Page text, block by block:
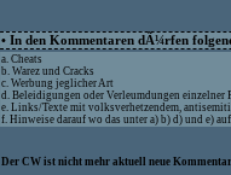
• In den Kommentaren dÃ¼rfen
a. Cheats
b. Warez und Cracks
c. Werbung jeglicher Art
d. Beleidigungen oder Verleumdungen einzelner
e. Links/Texte mit volksverhetzendem,
f. Hinweise darauf wo das unter a) b) d) und e)
Der CW ist nicht mehr aktuell neue